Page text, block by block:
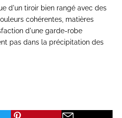
d'un tiroir bien rangé avec des
cohérentes, matières
d'une garde-robe
pas dans la précipitation des